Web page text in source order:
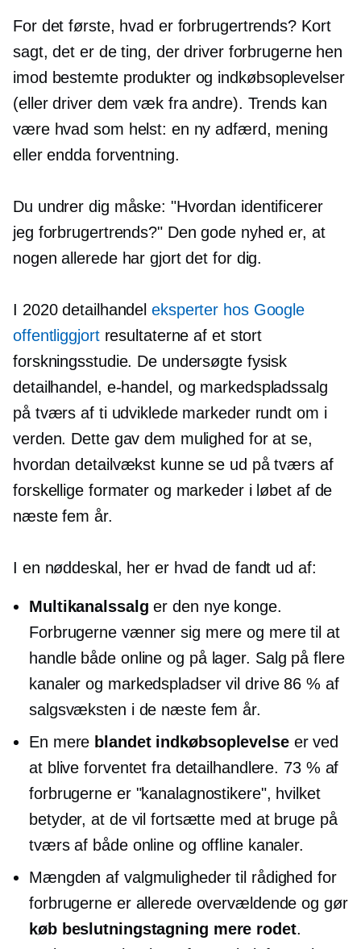
For det første, hvad er forbrugertrends? Kort
sagt, det er de ting, der driver forbrugerne hen
imod bestemte produkter og indkøbsoplevelser
(eller driver dem væk fra andre). Trends kan
være hvad som helst: en ny adfærd, mening
eller endda forventning.
Du undrer dig måske: "Hvordan identificerer
jeg forbrugertrends?" Den gode nyhed er, at
nogen allerede har gjort det for dig.
I 2020 detailhandel eksperter hos Google
offentliggjortresultaterne af et stort
forskningsstudie. De undersøgte fysisk
detailhandel, e-handel, og markedspladssalg
på tværs af ti udviklede markeder rundt om i
verden. Dette gav dem mulighed for at se,
hvordan detailvækst kunne se ud på tværs af
forskellige formater og markeder i løbet af de
næste fem år.
I en nøddeskal, her er hvad de fandt ud af:
Multikanalssalg er den nye konge.
Forbrugerne vænner sig mere og mere til at
handle både online og på lager. Salg på flere
kanaler og markedspladser vil drive 86 % af
salgsvæksten i de næste fem år.
En mere blandet indkøbsoplevelseer ved
at blive forventet fra detailhandlere. 73 % af
forbrugerne er "kanalagnostikere", hvilket
betyder, at de vil fortsætte med at bruge på
tværs af både online og offline kanaler.
Mængden af ​​valgmuligheder til rådighed for
forbrugerne er allerede overvældende og gør
køb beslutningstagning mere rodet.